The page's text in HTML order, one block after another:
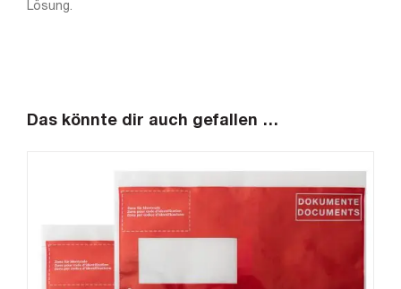
Lösung.
Das könnte dir auch gefallen …